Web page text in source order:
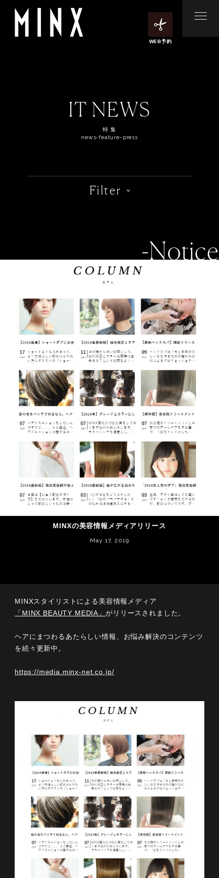
WEB予約
IT NEWS
特 集
news-feature-press
Filter
-Notice
MINXの美容情報メディアリリース
May 17, 2019
MINXスタイリストによる美容情報メディア
「MINX BEAUTY MEDIA」 がリリースされました。
ヘアにまつわるあたらしい情報、お悩み解決のコンテンツ
を続々更新中。
https://media.minx-net.co.jp/